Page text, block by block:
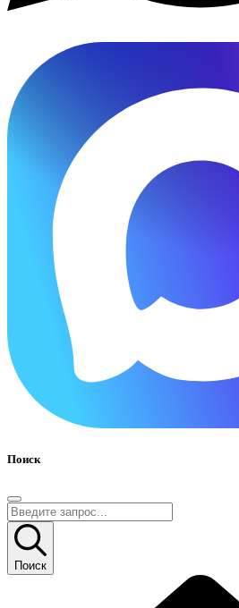
Поиск
Поиск